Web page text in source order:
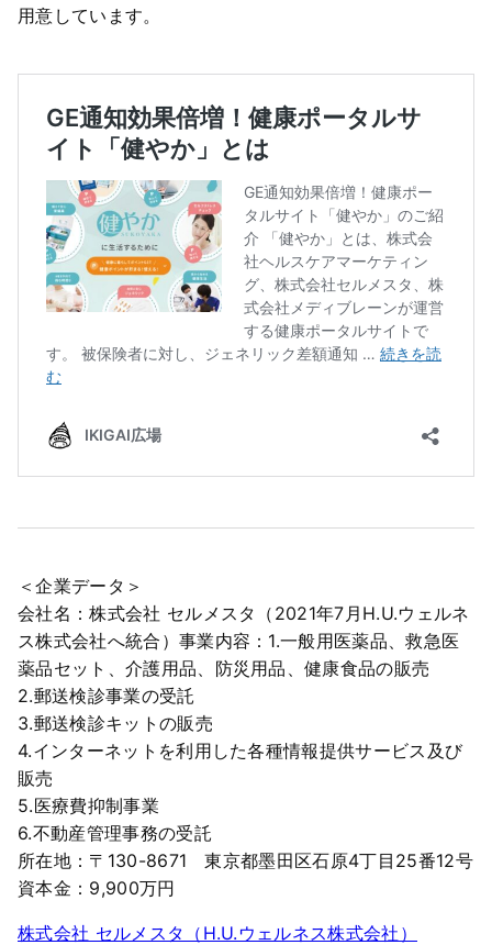
用意しています。
＜企業データ＞
会社名：株式会社 セルメスタ（2021年7月H.U.ウェルネ
ス株式会社へ統合）事業内容：1.一般用医薬品、救急医
薬品セット、介護用品、防災用品、健康食品の販売
2.郵送検診事業の受託
3.郵送検診キットの販売
4.インターネットを利用した各種情報提供サービス及び
販売
5.医療費抑制事業
6.不動産管理事務の受託
所在地：〒130-8671 東京都墨田区石原4丁目25番12号
資本金：9,900万円
株式会社 セルメスタ（H.U.ウェルネス株式会社）